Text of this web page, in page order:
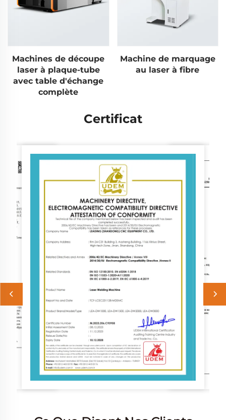
Machines de découpe
laser à plaque-tube
avec table d'échange
complète
Machine de marquage
au laser à fibre
Certificat